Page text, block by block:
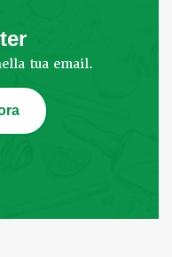
tua email.